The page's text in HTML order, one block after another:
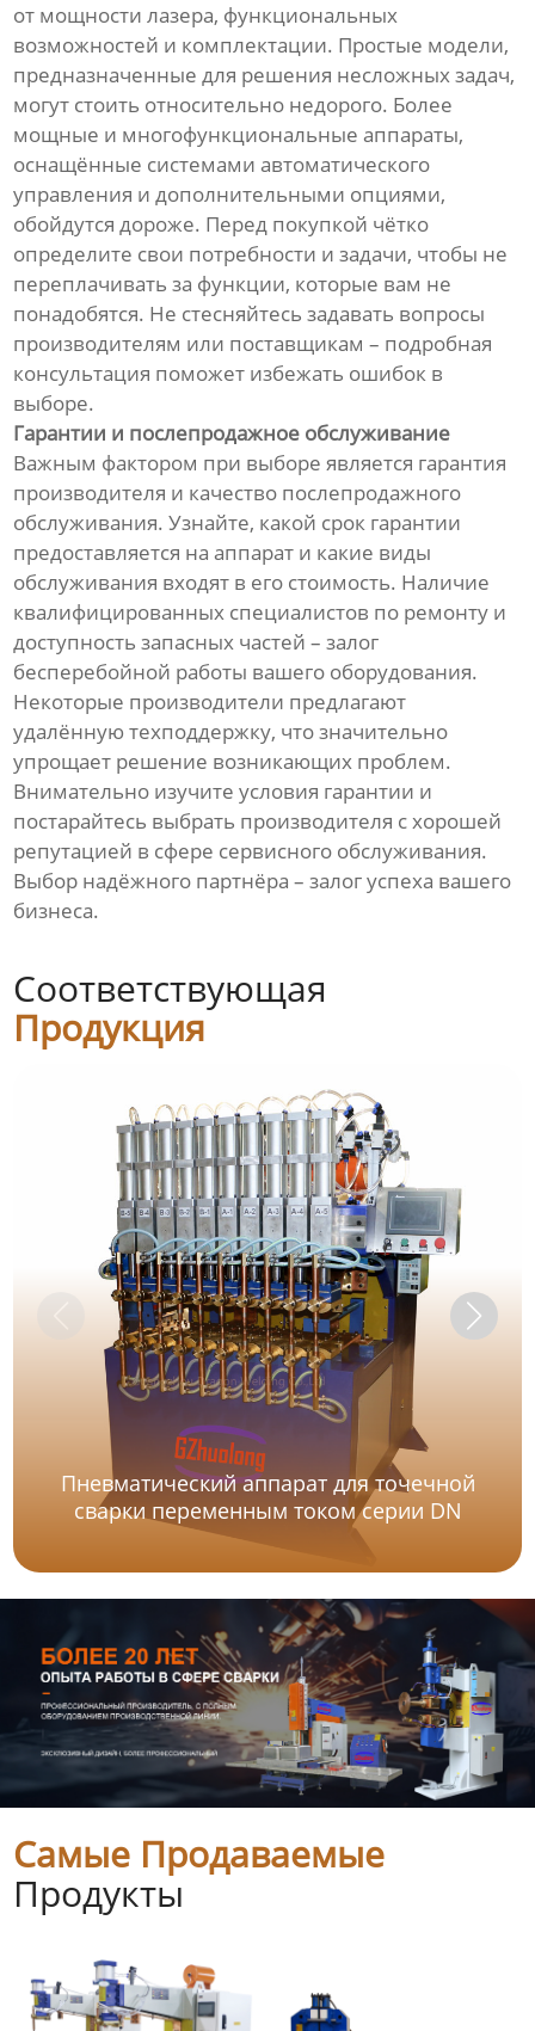
от мощности лазера, функциональных
возможностей и комплектации. Простые модели,
предназначенные для решения несложных задач,
могут стоить относительно недорого. Более
мощные и многофункциональные аппараты,
оснащённые системами автоматического
управления и дополнительными опциями,
обойдутся дороже. Перед покупкой чётко
определите свои потребности и задачи, чтобы не
переплачивать за функции, которые вам не
понадобятся. Не стесняйтесь задавать вопросы
производителям или поставщикам – подробная
консультация поможет избежать ошибок в
выборе.
Гарантии и послепродажное обслуживание
Важным фактором при выборе является гарантия
производителя и качество послепродажного
обслуживания. Узнайте, какой срок гарантии
предоставляется на аппарат и какие виды
обслуживания входят в его стоимость. Наличие
квалифицированных специалистов по ремонту и
доступность запасных частей – залог
бесперебойной работы вашего оборудования.
Некоторые производители предлагают
удалённую техподдержку, что значительно
упрощает решение возникающих проблем.
Внимательно изучите условия гарантии и
постарайтесь выбрать производителя с хорошей
репутацией в сфере сервисного обслуживания.
Выбор надёжного партнёра – залог успеха вашего
бизнеса.
Соответствующая
Продукция
Пневматический аппарат для точечной
сварки переменным током серии DN
Самые Продаваемые
Продукты